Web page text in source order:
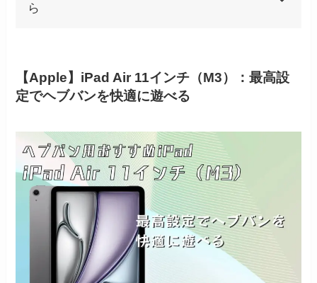
ら
【Apple】iPad Air 11インチ（M3）：最高設
定でヘブバンを快適に遊べる